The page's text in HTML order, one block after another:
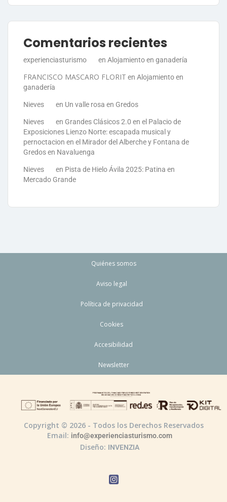
Comentarios recientes
experienciasturismo en Alojamiento en ganadería
FRANCISCO MASCARO FLORIT en Alojamiento en
ganadería
Nieves en Un valle rosa en Gredos
Nieves en Grandes Clásicos 2.0 en el Palacio de
Exposiciones Lienzo Norte: escapada musical y
pernoctacion en el Mirador del Alberche y Fontana de
Gredos en Navaluenga
Nieves en Pista de Hielo Ávila 2025: Patina en
Mercado Grande
Quiénes somos
Aviso legal
Política de privacidad
Cookies
Accesibilidad
Newsletter
Copyright © 2026 - Todos los Derechos Reservados
Email: info@experienciasturismo.com
Diseño: INVENZIA